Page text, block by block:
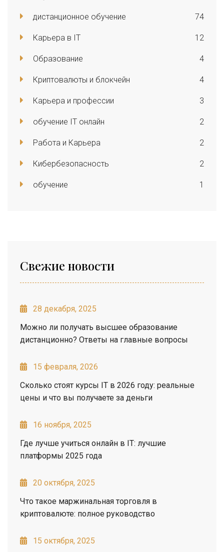
дистанционное обучение 74
Карьера в IT 12
Образование 4
Криптовалюты и блокчейн 4
Карьера и профессии 3
обучение IT онлайн 2
Работа и Карьера 2
Кибербезопасность 2
обучение 1
Свежие новости
28 декабря, 2025
Можно ли получать высшее образование
дистанционно? Ответы на главные вопросы
15 февраля, 2026
Сколько стоят курсы IT в 2026 году: реальные
цены и что вы получаете за деньги
16 ноября, 2025
Где лучше учиться онлайн в IT: лучшие
платформы 2025 года
20 октября, 2025
Что такое маржинальная торговля в
криптовалюте: полное руководство
15 октября, 2025